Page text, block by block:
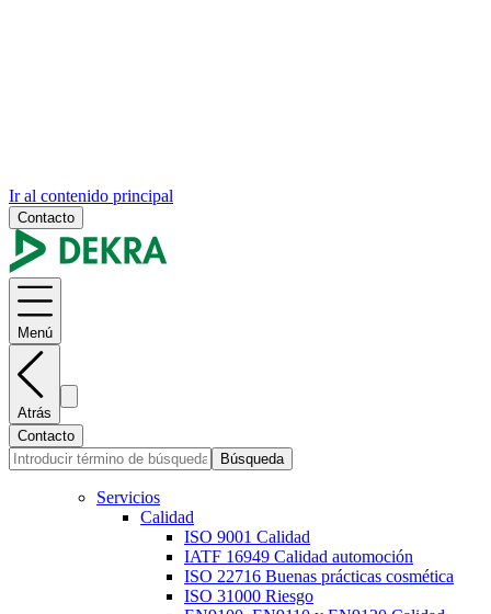
Ir al contenido principal
Contacto
Menú
Atrás
Contacto
Búsqueda
Servicios
Calidad
ISO 9001 Calidad
IATF 16949 Calidad automoción
ISO 22716 Buenas prácticas cosmética
ISO 31000 Riesgo